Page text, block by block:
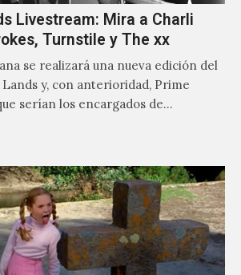
Livestream: Mira a Charli
Turnstile y The xx
se realizará una nueva edición del
y, con anterioridad, Prime
serían los encargados de